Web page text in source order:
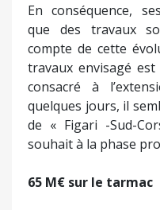
En conséquence,
que des travaux
compte de cette
travaux envisagé
consacré à
quelques jours, il
de « Figari -Sud-
souhait à la phase
65 M€ sur le tarmac